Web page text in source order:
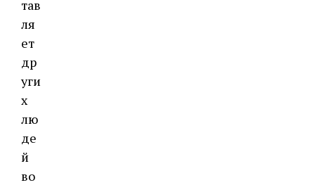
тав
ля
ет
др
уги
х
лю
де
й
во